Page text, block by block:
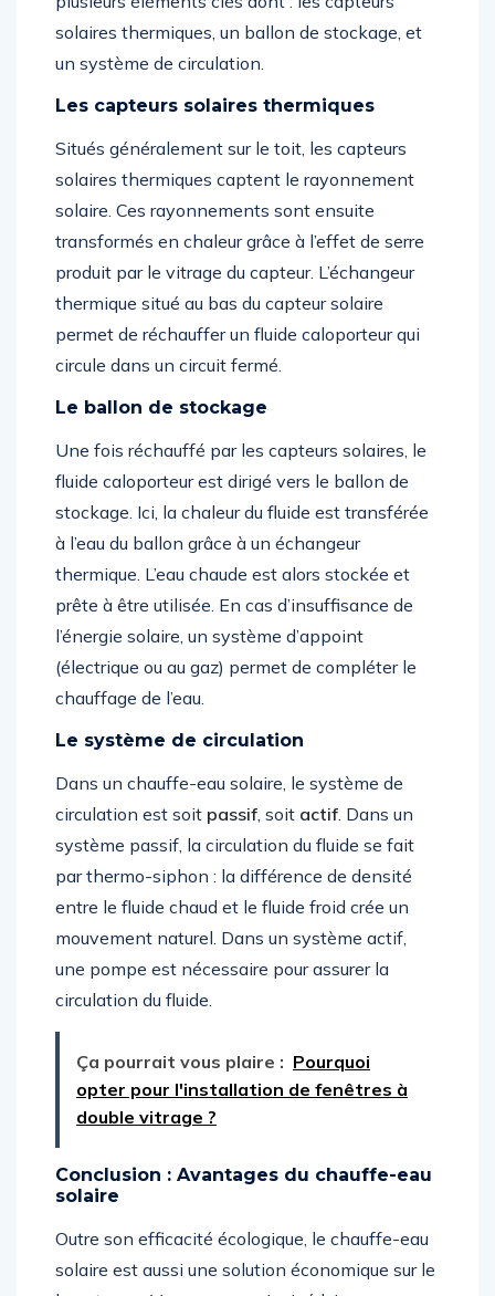
solaires thermiques, un ballon de stockage, et
un système de circulation.
Les capteurs solaires thermiques
Situés généralement sur le toit, les capteurs
solaires thermiques captent le rayonnement
solaire. Ces rayonnements sont ensuite
transformés en chaleur grâce à l’effet de serre
produit par le vitrage du capteur. L’échangeur
thermique situé au bas du capteur solaire
permet de réchauffer un fluide caloporteur qui
circule dans un circuit fermé.
Le ballon de stockage
Une fois réchauffé par les capteurs solaires, le
fluide caloporteur est dirigé vers le ballon de
stockage. Ici, la chaleur du fluide est transférée
à l’eau du ballon grâce à un échangeur
thermique. L’eau chaude est alors stockée et
prête à être utilisée. En cas d’insuffisance de
l’énergie solaire, un système d’appoint
(électrique ou au gaz) permet de compléter le
chauffage de l’eau.
Le système de circulation
Dans un chauffe-eau solaire, le système de
circulation est soit passif, soit actif. Dans un
système passif, la circulation du fluide se fait
par thermo-siphon : la différence de densité
entre le fluide chaud et le fluide froid crée un
mouvement naturel. Dans un système actif,
une pompe est nécessaire pour assurer la
circulation du fluide.
Ça pourrait vous plaire : Pourquoi
opter pour l'installation de fenêtres à
double vitrage ?
Conclusion : Avantages du chauffe-eau
solaire
Outre son efficacité écologique, le chauffe-eau
solaire est aussi une solution économique sur le